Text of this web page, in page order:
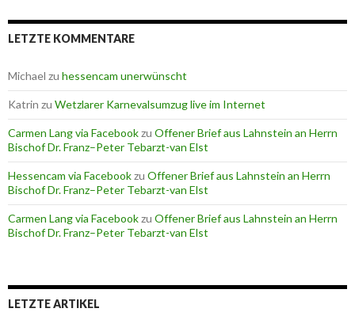
LETZTE KOMMENTARE
Michael zu hessencam unerwünscht
Katrin zu Wetzlarer Karnevalsumzug live im Internet
Carmen Lang via Facebookzu Offener Brief aus Lahnstein an Herrn
Bischof Dr. Franz–Peter Tebarzt-van Elst
Hessencam via Facebookzu Offener Brief aus Lahnstein an Herrn
Bischof Dr. Franz–Peter Tebarzt-van Elst
Carmen Lang via Facebookzu Offener Brief aus Lahnstein an Herrn
Bischof Dr. Franz–Peter Tebarzt-van Elst
LETZTE ARTIKEL